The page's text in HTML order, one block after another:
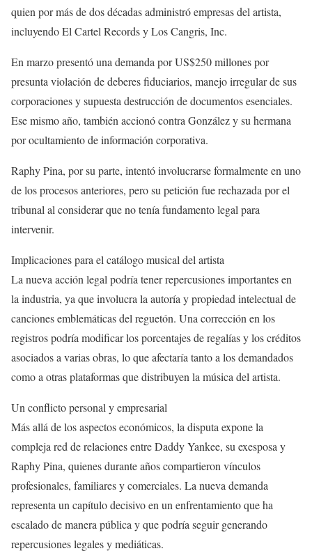
quien por más de dos décadas administró empresas del artista,
incluyendo El Cartel Records y Los Cangris, Inc.
En marzo presentó una demanda por US$250 millones por
presunta violación de deberes fiduciarios, manejo irregular de sus
corporaciones y supuesta destrucción de documentos esenciales.
Ese mismo año, también accionó contra González y su hermana
por ocultamiento de información corporativa.
Raphy Pina, por su parte, intentó involucrarse formalmente en uno
de los procesos anteriores, pero su petición fue rechazada por el
tribunal al considerar que no tenía fundamento legal para
intervenir.
Implicaciones para el catálogo musical del artista
La nueva acción legal podría tener repercusiones importantes en
la industria, ya que involucra la autoría y propiedad intelectual de
canciones emblemáticas del reguetón. Una corrección en los
registros podría modificar los porcentajes de regalías y los créditos
asociados a varias obras, lo que afectaría tanto a los demandados
como a otras plataformas que distribuyen la música del artista.
Un conflicto personal y empresarial
Más allá de los aspectos económicos, la disputa expone la
compleja red de relaciones entre Daddy Yankee, su exesposa y
Raphy Pina, quienes durante años compartieron vínculos
profesionales, familiares y comerciales. La nueva demanda
representa un capítulo decisivo en un enfrentamiento que ha
escalado de manera pública y que podría seguir generando
repercusiones legales y mediáticas.